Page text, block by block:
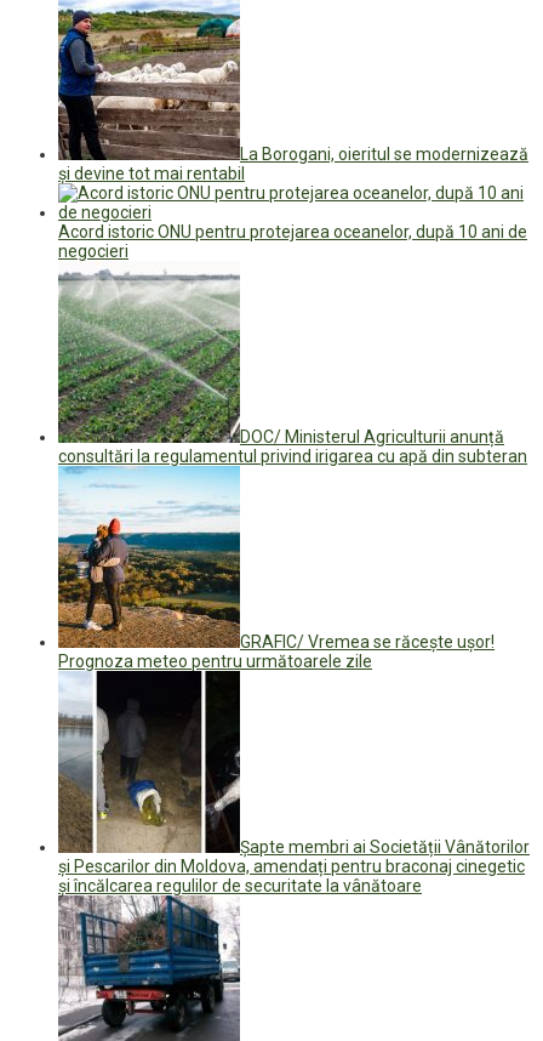
La Borogani, oieritul se modernizează
și devine tot mai rentabil
Acord istoric ONU pentru protejarea oceanelor, după 10 ani de
negocieri
DOC/ Ministerul Agriculturii anunță
consultări la regulamentul privind irigarea cu apă din subteran
GRAFIC/ Vremea se răcește ușor!
Prognoza meteo pentru următoarele zile
Șapte membri ai Societății Vânătorilor
și Pescarilor din Moldova, amendați pentru braconaj cinegetic
și încălcarea regulilor de securitate la vânătoare